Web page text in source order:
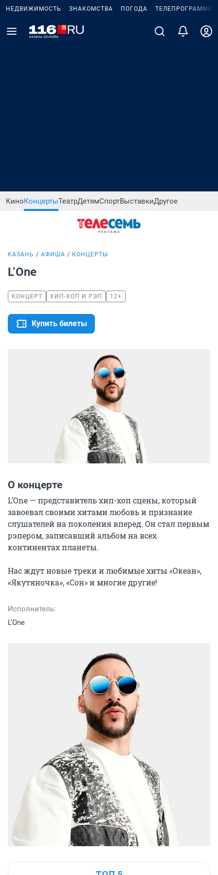
НЕДВИЖИМОСТЬ ЗНАКОМСТВА ПОГОДА ТЕЛЕПРОГРАММА
КиноКонцертыТеатрДетямСпортВыставкиДругое
КАЗАНЬ АФИША КОНЦЕРТЫ
L’One
КОНЦЕРТ ХИП-ХОП И РЭП 12+
Купить билеты
О концерте
L’One — представитель хип-хоп сцены, который
завоевал своими хитами любовь и признание
слушателей на поколения вперед. Он стал первым
рэпером, записавший альбом на всех
континентах планеты.
Нас ждут новые треки и любимые хиты «Океан»,
«Якутяночка», «Сон» и многие другие!
Исполнитель:
L’One